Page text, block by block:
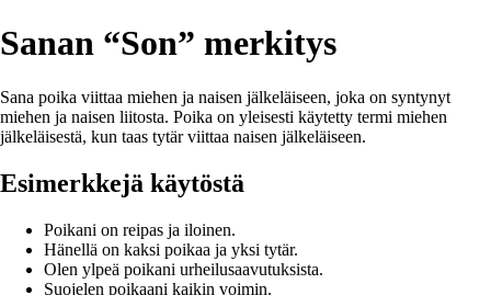
Sanan “Son” merkitys
Sana poika viittaa miehen ja naisen jälkeläiseen, joka on syntynyt
miehen ja naisen liitosta. Poika on yleisesti käytetty termi miehen
jälkeläisestä, kun taas tytär viittaa naisen jälkeläiseen.
Esimerkkejä käytöstä
Poikani on reipas ja iloinen.
Hänellä on kaksi poikaa ja yksi tytär.
Olen ylpeä poikani urheilusaavutuksista.
Suojelen poikaani kaikin voimin.